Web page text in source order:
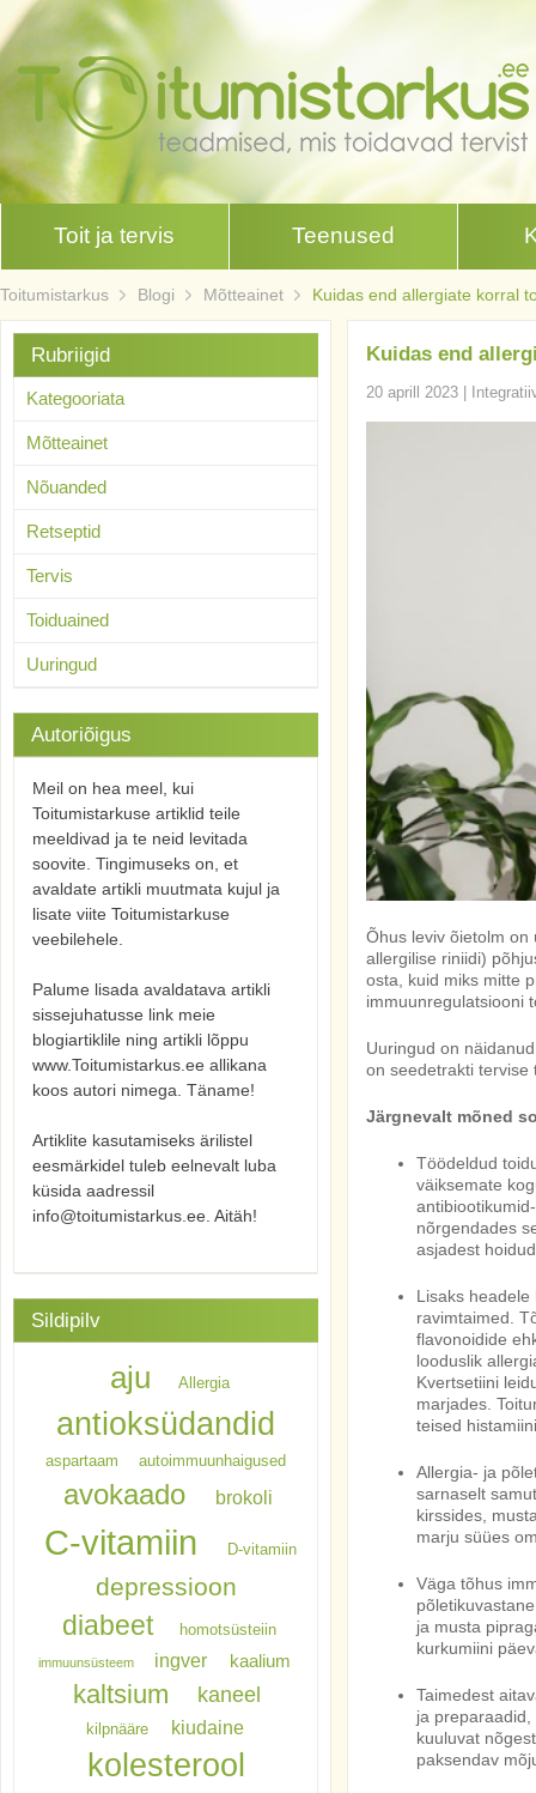
Toit ja tervis Teenused
Toitumistarkus Blogi Mõtteainet Kuidas end allergiate korral
Kuidas end
20 aprill 2023
Õhus leviv õietolm on
allergilise riniidi)
osta, kuid miks mitte
immuunregulatsiooni
Uuringud on
on seedetrakti tervise
Järgnevalt mõned
Töödeldud
väiksemate
nõrgendades
asjadest
Lisaks
ravimtaimed.
flavonoidide
looduslik
Kvertsetiini
marjades.
teised
Allergia- ja
sarnaselt
kirssides,
marju süües
Väga tõhus
ja musta
kurkumiini
Taimedest
ja
kuuluvat
paksendav
Rubriigid
Kategooriata
Mõtteainet
Nõuanded
Retseptid
Tervis
Toiduained
Uuringud
Autoriõigus
Meil on hea meel, kui
Toitumistarkuse artiklid teile
meeldivad ja te neid levitada
soovite. Tingimuseks on, et
avaldate artikli muutmata kujul ja
lisate viite Toitumistarkuse
veebilehele.
Palume lisada avaldatava artikli
sissejuhatusse link meie
blogiartiklile ning artikli lõppu
www.Toitumistarkus.ee allikana
koos autori nimega. Täname!
Artiklite kasutamiseks ärilistel
eesmärkidel tuleb eelnevalt luba
küsida aadressil
info@toitumistarkus.ee. Aitäh!
Sildipilv
aju Allergia
antioksüdandid
aspartaam autoimmuunhaigused
avokaado brokoli
C-vitamiin D-vitamiin
depressioon
diabeet homotsüsteiin
immuunsüsteem ingver kaalium
kaltsium kaneel
kilpnääre kiudaine
kolesterool